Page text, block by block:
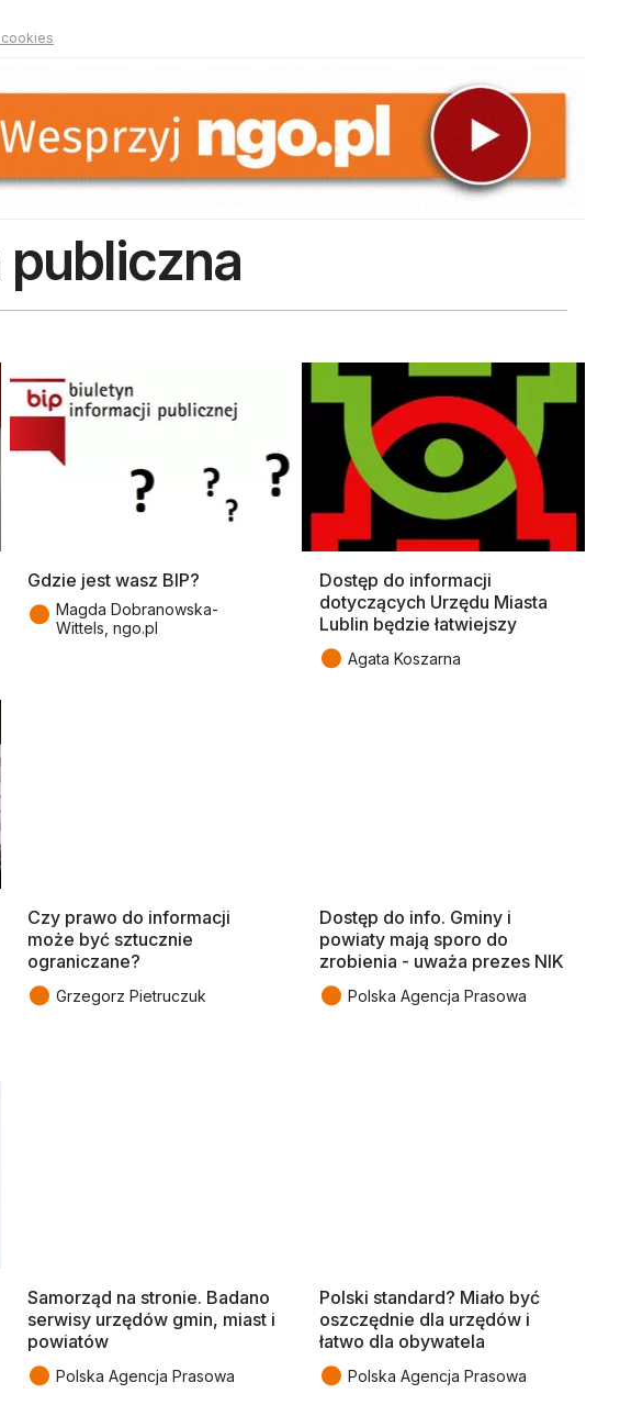
Gdzie jest wasz BIP?
● Magda Dobranowska-
Wittels, ngo.pl
Dostęp do informacji
dotyczących Urzędu Miasta
Lublin będzie łatwiejszy
● Agata Koszarna
Czy prawo do informacji
może być sztucznie
ograniczane?
● Grzegorz Pietruczuk
Dostęp do info. Gminy i
powiaty mają sporo do
zrobienia - uważa prezes NIK
● Polska Agencja Prasowa
Samorząd na stronie. Badano
serwisy urzędów gmin, miast i
powiatów
● Polska Agencja Prasowa
Polski standard? Miało być
oszczędnie dla urzędów i
łatwo dla obywatela
● Polska Agencja Prasowa